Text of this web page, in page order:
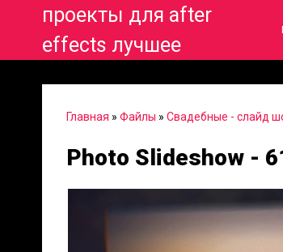
проекты для after
effects лучшее
Главная » Файлы » Свадебные - слайд
Photo Slideshow -